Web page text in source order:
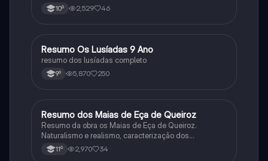
10º 2,529 46
Português
Resumo Os Lusíadas 9 Ano
resumo dos lusíadas completo
9º 5,870 250
Português
Resumo dos Maias de Eça de Queiroz
Resumo da obra os Maias de Eça de Queiroz.
Naturalismo e realismo, caracterização dos
personagens e contexto histórico.
11º 2,970 34